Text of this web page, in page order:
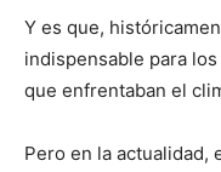
Y es que,
indispensable para
que enfrentaban el
Pero en la actualidad,